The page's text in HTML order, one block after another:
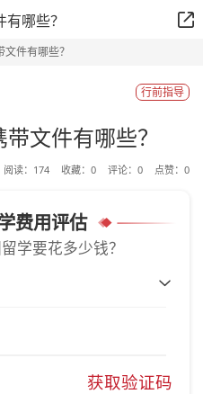
哪些？
件有哪些？
行前指导
文件有哪些？
阅读： 174 收藏： 0 评论： 0 点赞： 0
费用评估
学要花多少钱？
获取验证码